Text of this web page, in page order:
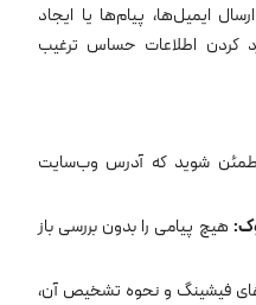
ایمیل‌ها، پیام‌ها یا ایجاد
کردن اطلاعات حساس ترغیب
شوید که آدرس وب‌سایت
: هیچ پیامی را بدون بررسی باز
فیشینگ و نحوه تشخیص آن،